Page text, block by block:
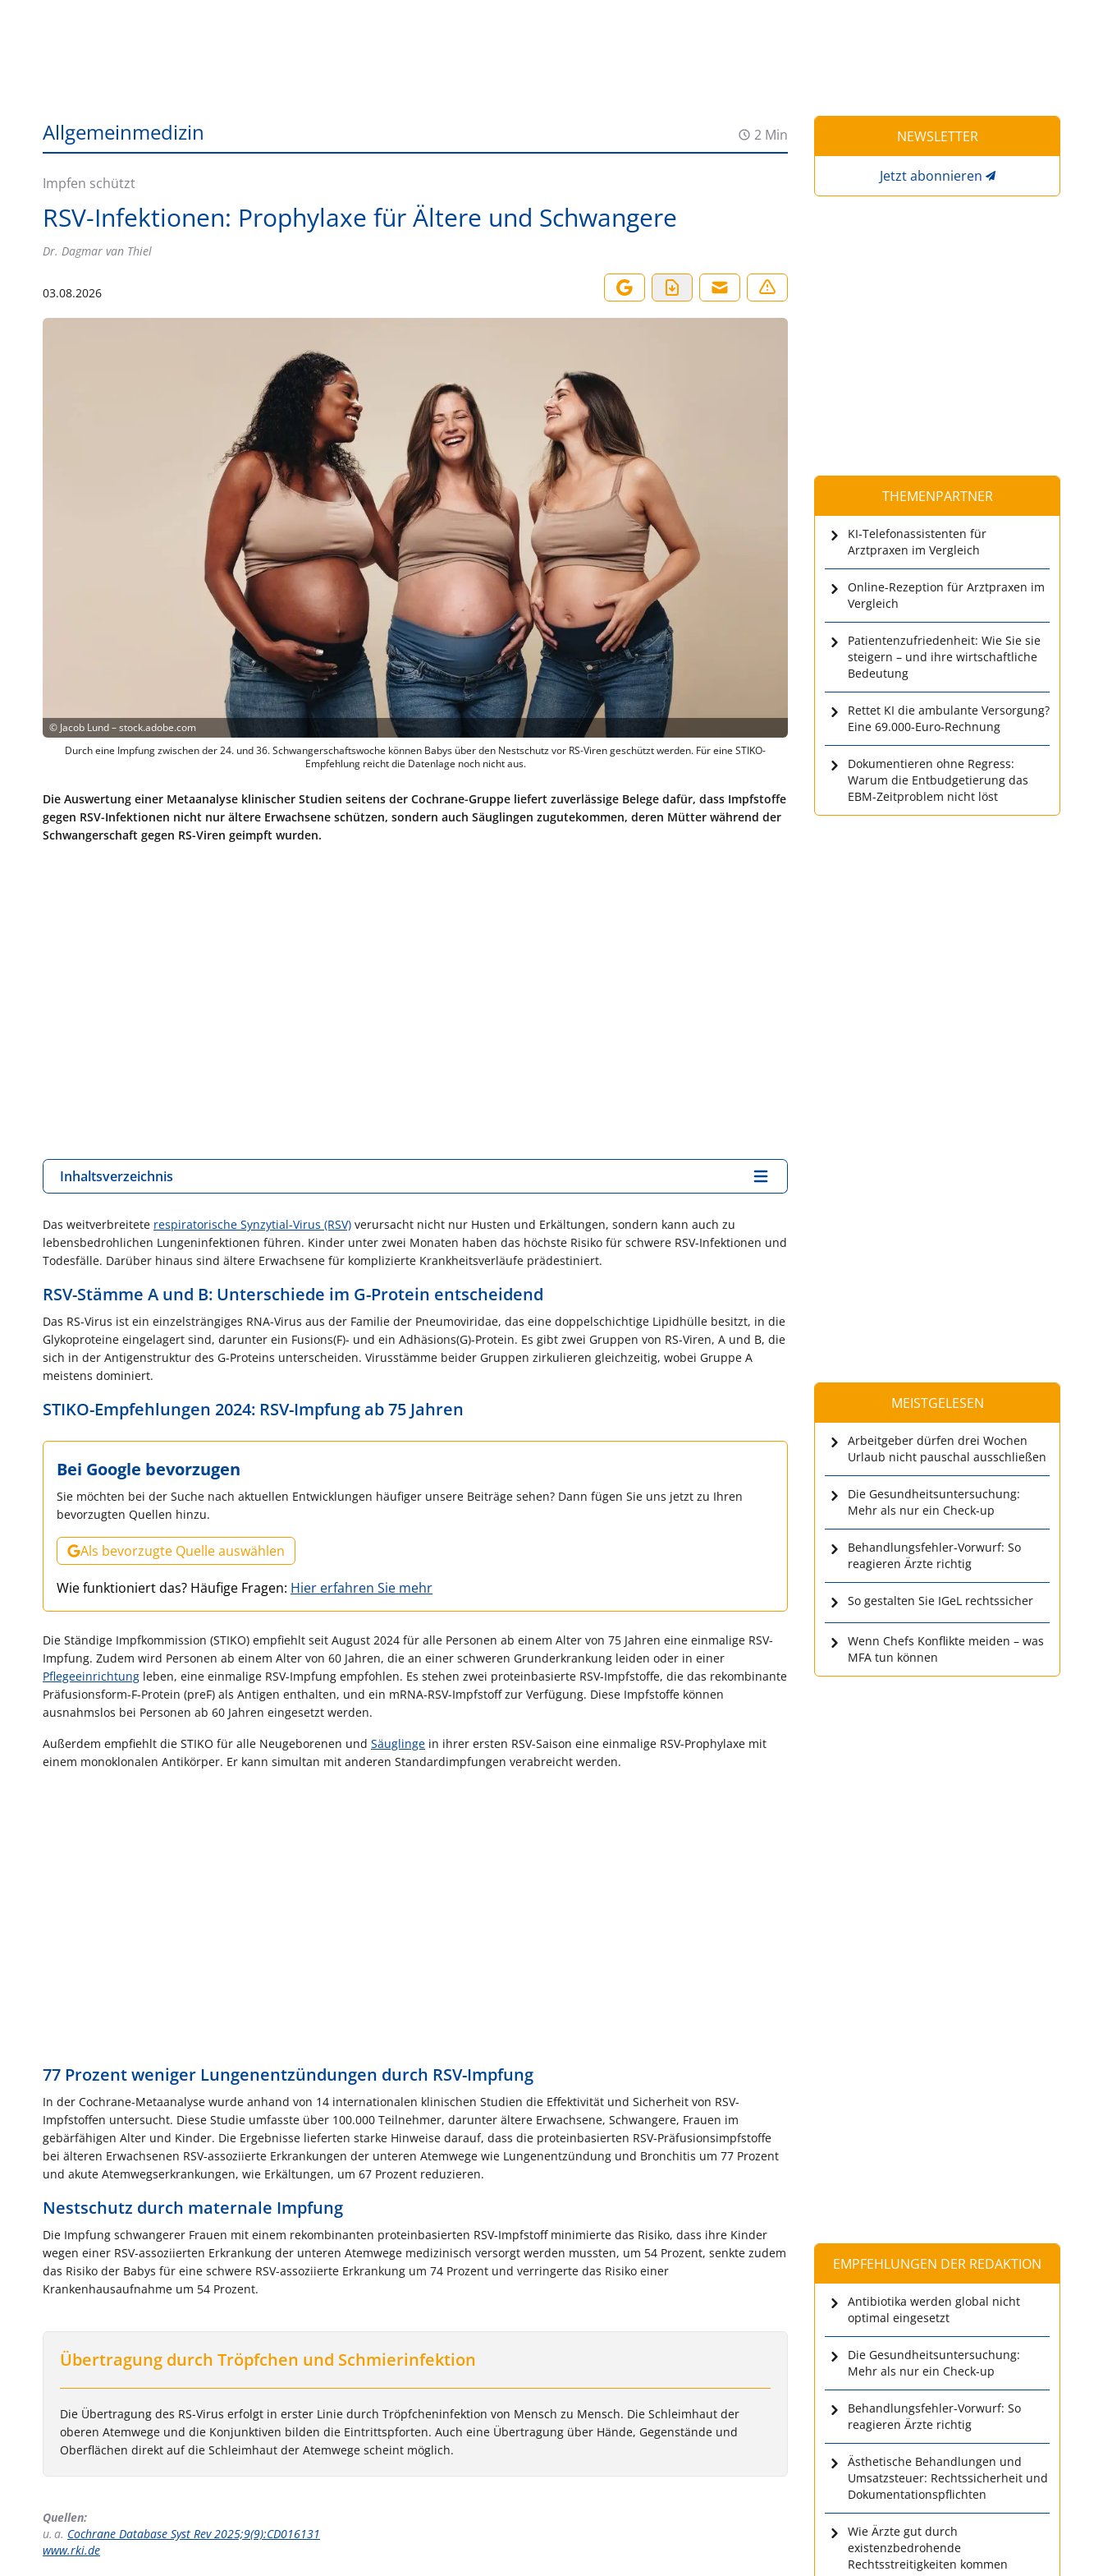
Allgemeinmedizin 2 Min
Impfen schützt
RSV-Infektionen: Prophylaxe für Ältere und Schwangere
Dr. Dagmar van Thiel
03.08.2026
© Jacob Lund – stock.adobe.com
Durch eine Impfung zwischen der 24. und 36. Schwanger­schaftswoche können Babys über den Nest­schutz vor RS-Viren geschützt werden. Für eine STIKO-
Empfehlung reicht die Datenlage noch nicht aus.
Die Auswertung einer Metaanalyse klinischer Studien seitens der Cochrane-Gruppe liefert zuverlässige Belege dafür, dass Impfstoffe
gegen RSV-Infektionen nicht nur ältere Erwachsene schützen, sondern auch Säuglingen zugutekommen, deren Mütter während der
Schwangerschaft gegen RS-Viren geimpft wurden.
Inhaltsverzeichnis
Das weitverbreitete respiratorische Synzytial-Virus (RSV) verursacht nicht nur Husten und Erkältungen, sondern kann auch zu
lebensbedrohlichen Lungeninfektionen führen. Kinder unter zwei Monaten haben das höchste Risiko für schwere RSV-Infektionen und
Todesfälle. Darüber hinaus sind ältere Erwachsene für komplizierte Krankheitsverläufe prädestiniert.
RSV-Stämme A und B: Unterschiede im G-Protein entscheidend
Das RS-Virus ist ein einzelsträngiges RNA-Virus aus der Familie der Pneumoviridae, das eine doppelschichtige Lipidhülle besitzt, in die
Glykoproteine eingelagert sind, darunter ein Fusions(F)- und ein Adhäsions(G)-Protein. Es gibt zwei Gruppen von RS-Viren, A und B, die
sich in der Antigenstruktur des G-Proteins unterscheiden. Virusstämme beider Gruppen zirkulieren gleichzeitig, wobei Gruppe A
meistens dominiert.
STIKO-Empfehlungen 2024: RSV-Impfung ab 75 Jahren
Bei Google bevorzugen
Sie möchten bei der Suche nach aktuellen Entwicklungen häufiger unsere Beiträge sehen? Dann fügen Sie uns jetzt zu Ihren
bevorzugten Quellen hinzu.
Als bevorzugte Quelle auswählen
Wie funktioniert das? Häufige Fragen: Hier erfahren Sie mehr
Die Ständige Impfkommission (STIKO) empfiehlt seit August 2024 für alle Personen ab einem Alter von 75 Jahren eine einmalige RSV-
Impfung. Zudem wird Personen ab einem Alter von 60 Jahren, die an einer schweren Grunderkrankung leiden oder in einer
Pflegeeinrichtung leben, eine einmalige RSV-Impfung empfohlen. Es stehen zwei proteinbasierte RSV-Impfstoffe, die das rekombinante
Präfusionsform-F-Protein (preF) als Antigen enthalten, und ein mRNA-RSV-Impfstoff zur Verfügung. Diese Impfstoffe können
ausnahmslos bei Personen ab 60 Jahren eingesetzt werden.
Außerdem empfiehlt die STIKO für alle Neugeborenen und Säuglinge in ihrer ersten RSV-Saison eine einmalige RSV-Prophylaxe mit
einem monoklonalen Antikörper. Er kann simultan mit anderen Standardimpfungen verabreicht werden.
77 Prozent weniger Lungenentzündungen durch RSV-Impfung
In der Cochrane-Metaanalyse wurde anhand von 14 internationalen klinischen Studien die Effektivität und Sicherheit von RSV-
Impfstoffen untersucht. Diese Studie umfasste über 100.000 Teilnehmer, darunter ältere Erwachsene, Schwangere, Frauen im
gebärfähigen Alter und Kinder. Die Ergebnisse lieferten starke Hinweise darauf, dass die proteinbasierten RSV-Präfusionsimpfstoffe
bei älteren Erwachsenen RSV-assoziierte Erkrankungen der unteren Atemwege wie Lungenentzündung und Bronchitis um 77 Prozent
und akute Atemwegserkrankungen, wie Erkältungen, um 67 Prozent reduzieren.
Nestschutz durch maternale Impfung
Die Impfung schwangerer Frauen mit einem rekombinanten proteinbasierten RSV-Impfstoff minimierte das Risiko, dass ihre Kinder
wegen einer RSV-assoziierten Erkrankung der unteren Atemwege medizinisch versorgt werden mussten, um 54 Prozent, senkte zudem
das Risiko der Babys für eine schwere RSV-assoziierte Erkrankung um 74 Prozent und verringerte das Risiko einer
Krankenhausaufnahme um 54 Prozent.
Übertragung durch Tröpfchen und Schmierinfektion
Die Übertragung des RS-Virus erfolgt in erster Linie durch Tröpfcheninfektion von Mensch zu Mensch. Die Schleimhaut der
oberen Atemwege und die Konjunktiven bilden die Eintrittspforten. Auch eine Übertragung über Hände, Gegenstände und
Oberflächen direkt auf die Schleimhaut der Atemwege scheint möglich.
Quellen:
u. a. Cochrane Database Syst Rev 2025;9(9):CD016131
www.rki.de
NEWSLETTER
Jetzt abonnieren
THEMENPARTNER
KI-Telefonassistenten für
Arztpraxen im Vergleich
Online-Rezeption für Arztpraxen im
Vergleich
Patientenzufriedenheit: Wie Sie sie
steigern – und ihre wirtschaftliche
Bedeutung
Rettet KI die ambulante Versorgung?
Eine 69.000-Euro-Rechnung
Dokumentieren ohne Regress:
Warum die Entbudgetierung das
EBM-Zeitproblem nicht löst
MEISTGELESEN
Arbeitgeber dürfen drei Wochen
Urlaub nicht pauschal ausschließen
Die Gesundheitsuntersuchung:
Mehr als nur ein Check-up
Behandlungsfehler-Vorwurf: So
reagieren Ärzte richtig
So gestalten Sie IGeL rechtssicher
Wenn Chefs Konflikte meiden – was
MFA tun können
EMPFEHLUNGEN DER REDAKTION
Antibiotika werden global nicht
optimal eingesetzt
Die Gesundheitsuntersuchung:
Mehr als nur ein Check-up
Behandlungsfehler-Vorwurf: So
reagieren Ärzte richtig
Ästhetische Behandlungen und
Umsatzsteuer: Rechtssicherheit und
Dokumentationspflichten
Wie Ärzte gut durch
existenzbedrohende
Rechtsstreitigkeiten kommen